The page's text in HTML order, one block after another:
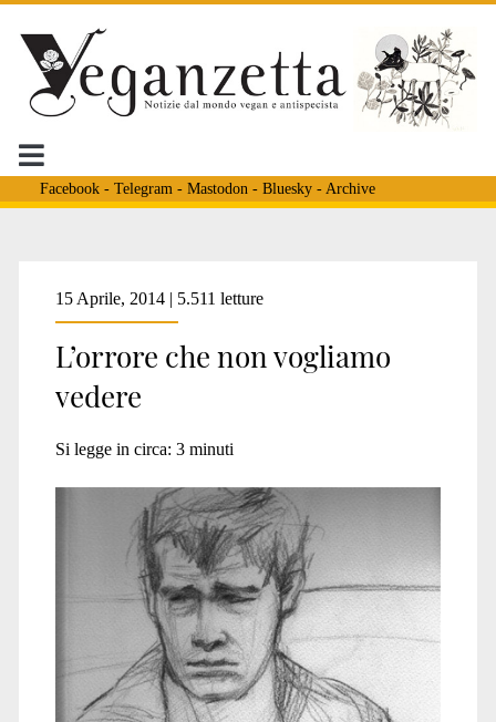
Facebook- Telegram - Mastodon - Bluesky- Archive
Tag:
<span>Eguaglianza
Animale</span>
15 Aprile, 2014 | 5.511 letture
L’orrore che non vogliamo
vedere
Si legge in circa: 3 minuti